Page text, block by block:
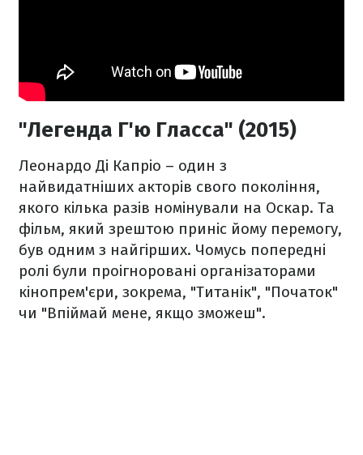
"Легенда Г'ю Гласса" (2015)
Леонардо Ді Капріо – один з
найвидатніших акторів свого покоління,
якого кілька разів номінували на Оскар. Та
фільм, який зрештою приніс йому перемогу,
був одним з найгірших. Чомусь попередні
ролі були проігноровані організаторами
кінопрем'єри, зокрема, "Титанік", "Початок"
чи "Впіймай мене, якщо зможеш".